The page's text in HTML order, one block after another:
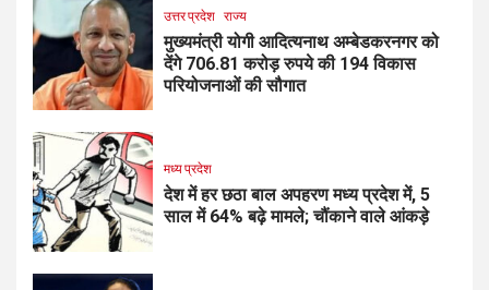
उत्तर प्रदेश राज्य
मुख्यमंत्री योगी आदित्यनाथ अम्बेडकरनगर को
देंगे 706.81 करोड़ रुपये की 194 विकास
परियोजनाओं की सौगात
मध्य प्रदेश
देश में हर छठा बाल अपहरण मध्य प्रदेश में, 5
साल में 64% बढ़े मामले; चौंकाने वाले आंकड़े